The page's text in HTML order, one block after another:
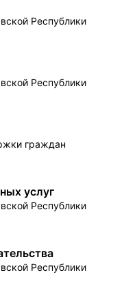
Республики
Республики
граждан
услуг
Республики
Республики